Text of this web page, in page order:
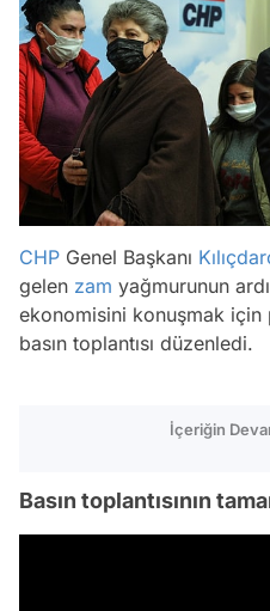
CHP Genel Başkanı
gelen zam yağmurunun
ekonomisini konuşmak
basın toplantısı düzenledi.
İçeriğin
Basın toplantısının